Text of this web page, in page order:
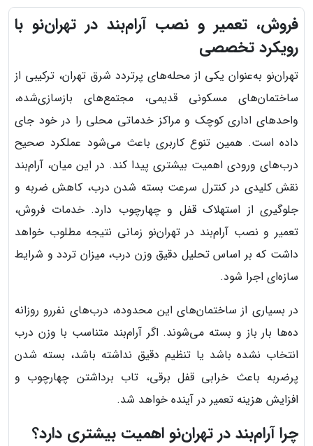
فروش، تعمیر و نصب آرام‌بند در تهران‌نو با
رویکرد تخصصی
تهران‌نو به‌عنوان یکی از محله‌های پرتردد شرق تهران، ترکیبی از
ساختمان‌های مسکونی قدیمی، مجتمع‌های بازسازی‌شده،
واحدهای اداری کوچک و مراکز خدماتی محلی را در خود جای
داده است. همین تنوع کاربری باعث می‌شود عملکرد صحیح
درب‌های ورودی اهمیت بیشتری پیدا کند. در این میان، آرام‌بند
نقش کلیدی در کنترل سرعت بسته شدن درب، کاهش ضربه و
جلوگیری از استهلاک قفل و چهارچوب دارد. خدمات فروش،
تعمیر و نصب آرام‌بند در تهران‌نو زمانی نتیجه مطلوب خواهد
داشت که بر اساس تحلیل دقیق وزن درب، میزان تردد و شرایط
سازه‌ای اجرا شود.
در بسیاری از ساختمان‌های این محدوده، درب‌های نفررو روزانه
ده‌ها بار باز و بسته می‌شوند. اگر آرام‌بند متناسب با وزن درب
انتخاب نشده باشد یا تنظیم دقیق نداشته باشد، بسته شدن
پرضربه باعث خرابی قفل برقی، تاب برداشتن چهارچوب و
افزایش هزینه تعمیر در آینده خواهد شد.
چرا آرام‌بند در تهران‌نو اهمیت بیشتری دارد؟